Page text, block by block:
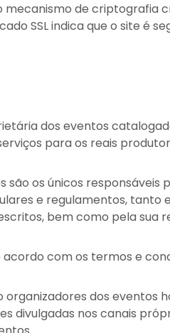
mecanismo de criptografia
SSL indica que o site é
dos eventos
para os reais
os únicos responsáveis
e regulamentos, tanto
bem como pela sua
com os termos e
dos eventos
divulgadas nos canais